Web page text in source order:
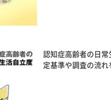
認知症高齢者の日
定基準や調査の流